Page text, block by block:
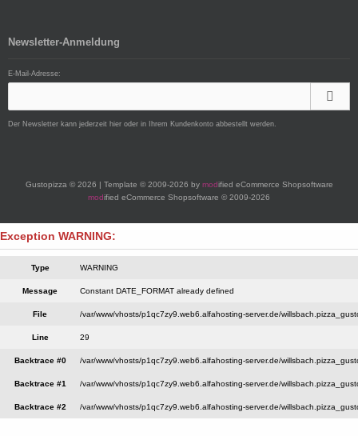
Newsletter-Anmeldung
E-Mail-Adresse:
Der Newsletter kann jederzeit hier oder in Ihrem Kundenkonto abbestellt werden.
Gustopizza © 2026 | Template © 2009-2026 by modified eCommerce Shopsoftware
modified eCommerce Shopsoftware © 2009-2026
Exception WARNING:
Type WARNING
Message Constant DATE_FORMAT already defined
File /var/www/vhosts/p1qc7zy9.web6.alfahosting-server.de/
Line 29
Backtrace #0 /var/www/vhosts/p1qc7zy9.web6.alfahosting-server.de/
Backtrace #1 /var/www/vhosts/p1qc7zy9.web6.alfahosting-server.de/
Backtrace #2 /var/www/vhosts/p1qc7zy9.web6.alfahosting-server.de/